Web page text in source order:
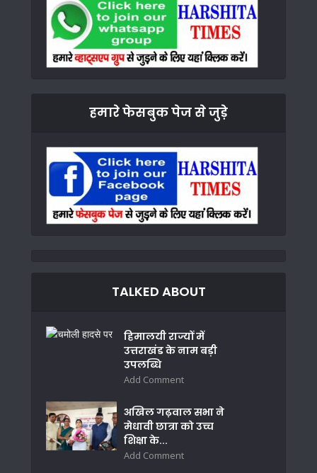
हमारे फेसबुक पेज से जुड़े
TALKED ABOUT
हिमालयी राज्यों में
उत्तराखंड के नाम बड़ी
उपलब्धि
Add Comment
अखिल गढ़वाल सभा ने
मेधावी छात्रा को उच्च
शिक्षा के...
Add Comment